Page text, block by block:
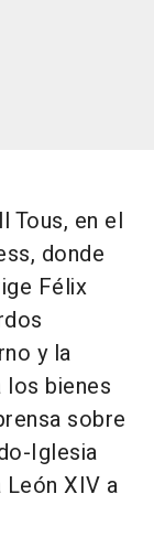
Tous, en el
donde
Félix
y la
los bienes
sobre
Iglesia
XIV a